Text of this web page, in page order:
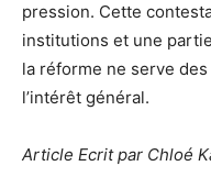
pression. Cette
institutions et une
la réforme ne serve
l’intérêt général.
Article Ecrit par Chloé